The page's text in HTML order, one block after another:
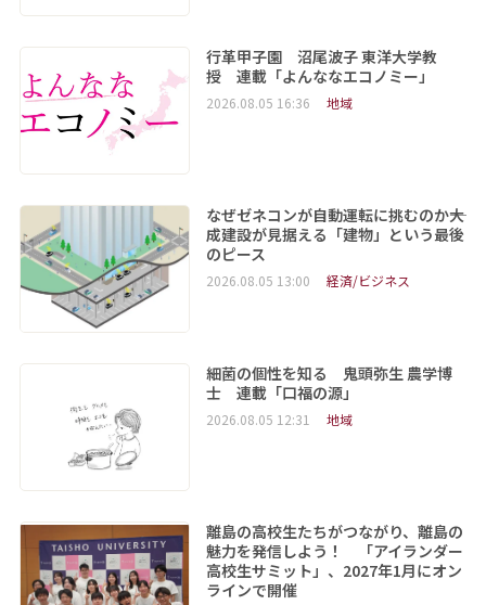
行革甲子園 沼尾波子 東洋大学教
授 連載「よんななエコノミー」
2026.08.05 16:36 地域
なぜゼネコンが自動運転に挑むのか――大
成建設が見据える「建物」という最後
のピース
2026.08.05 13:00 経済/ビジネス
細菌の個性を知る 鬼頭弥生 農学博
士 連載「口福の源」
2026.08.05 12:31 地域
離島の高校生たちがつながり、離島の
魅力を発信しよう！ 「アイランダー
高校生サミット」、2027年1月にオン
ラインで開催